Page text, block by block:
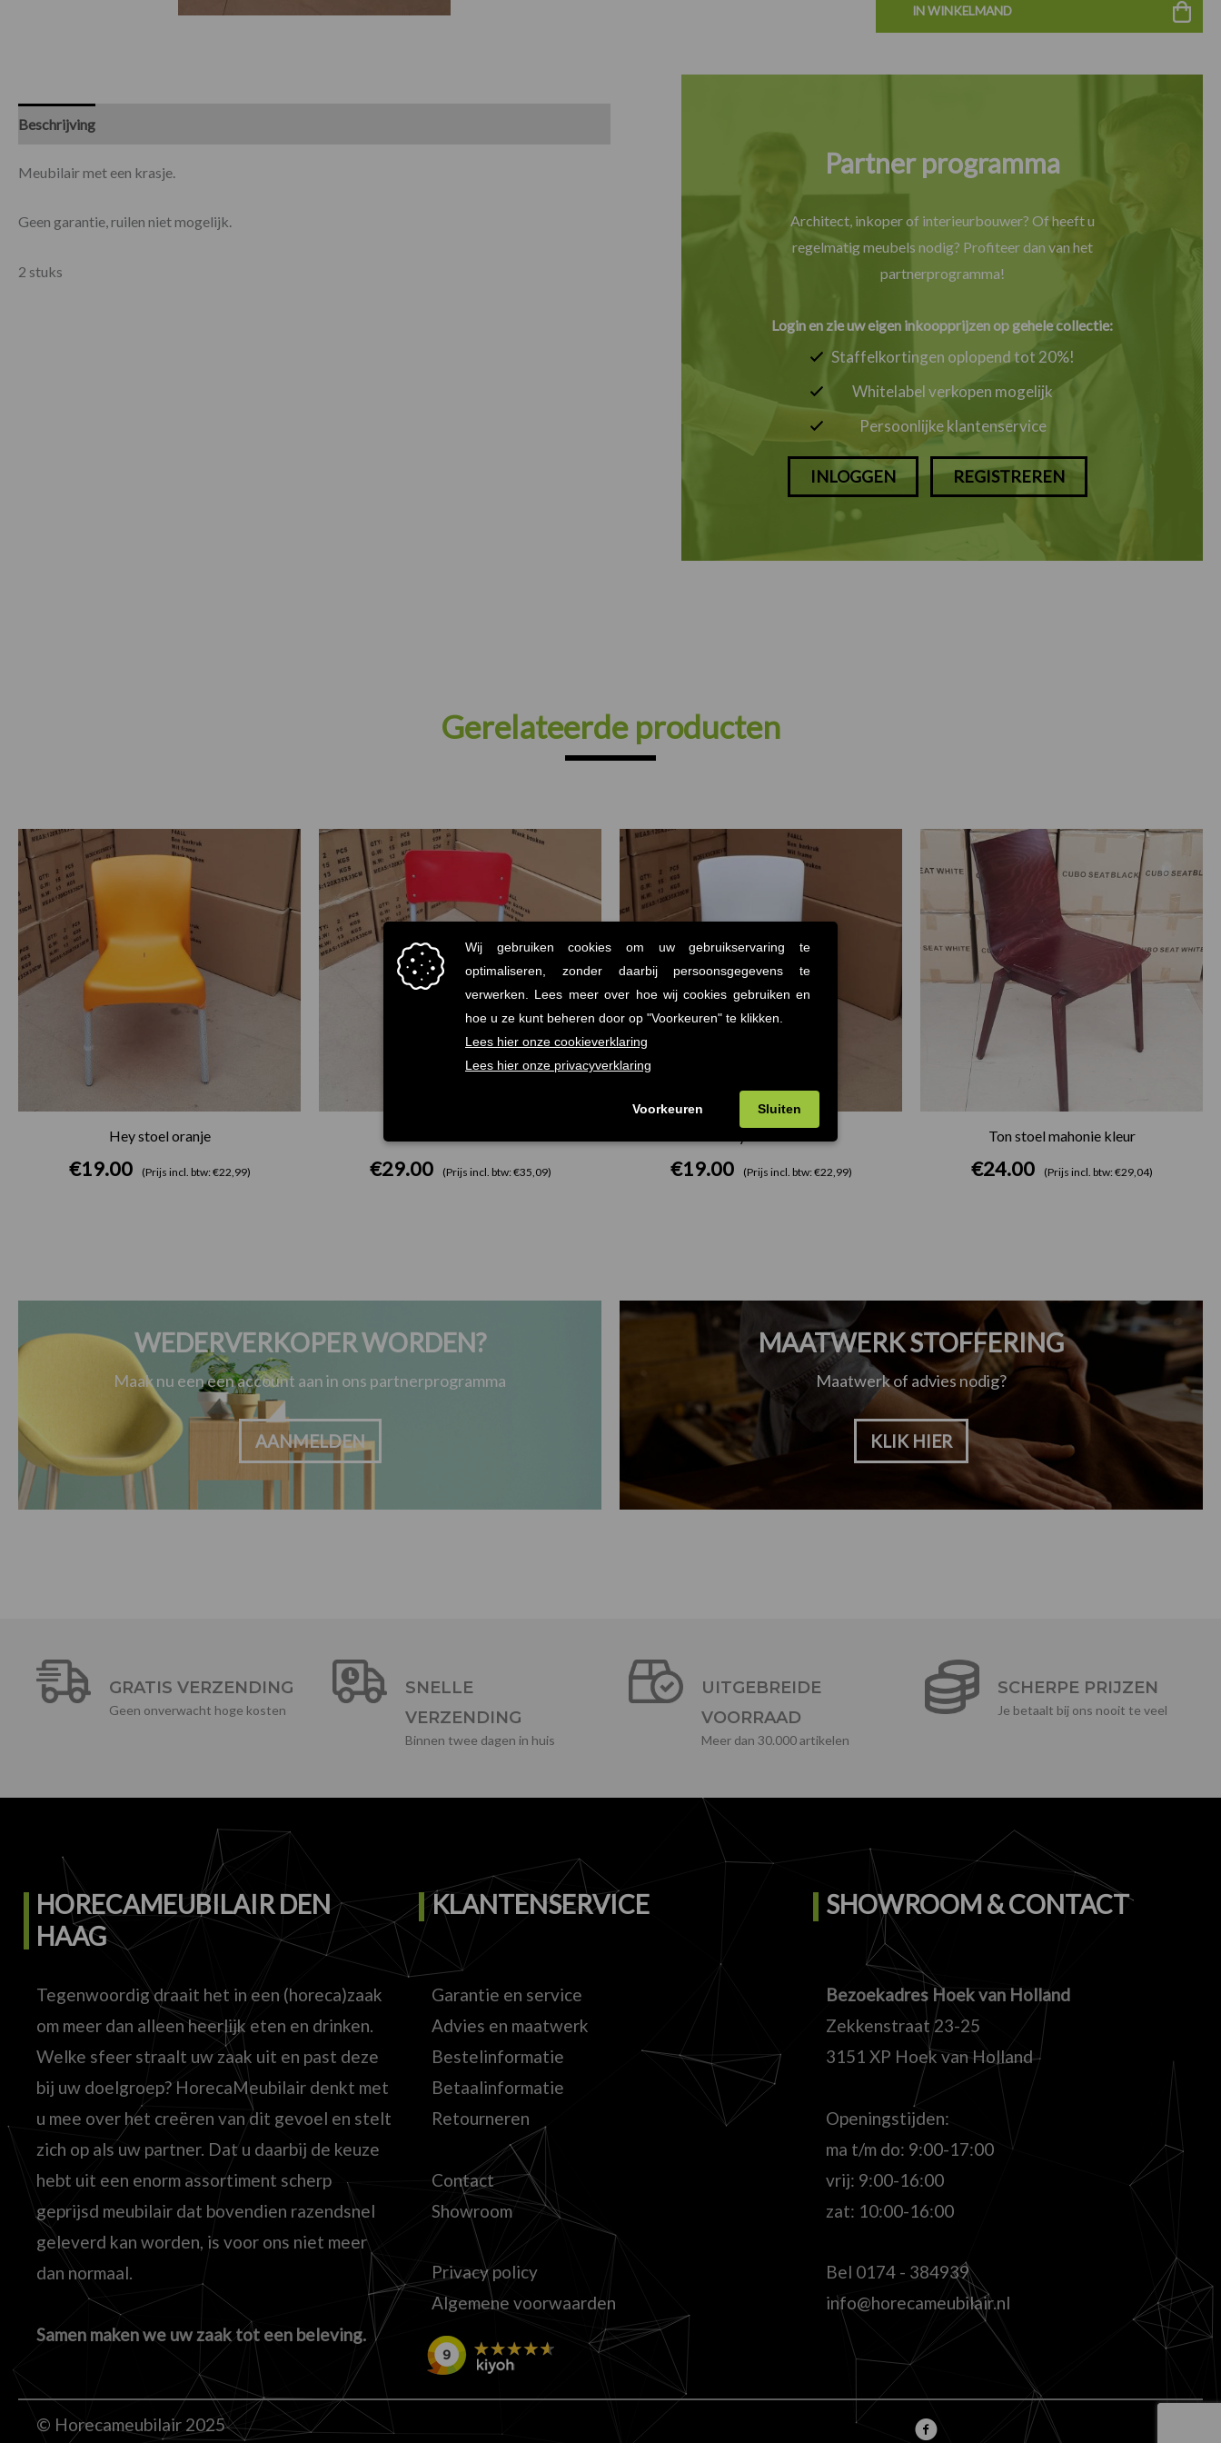
IN WINKELMAND
Beschrijving
Meubilair met een krasje.
Geen garantie, ruilen niet mogelijk.
2 stuks
Partner programma
Architect, inkoper of interieurbouwer? Of heeft u
regelmatig meubels nodig? Profiteer dan van het
partnerprogramma!
Login en zie uw eigen inkoopprijzen op gehele collectie:
Staffelkortingen oplopend tot 20%!
Whitelabel verkopen mogelijk
Persoonlijke klantenservice
INLOGGEN REGISTREREN
Gerelateerde producten
Hey stoel oranje
€19.00 (Prijs incl. btw: €22,99) €29.00 (Prijs incl. btw: €35,09) €19.00 (Prijs incl. btw: €22,99)
Ton stoel mahonie kleur
€24.00 (Prijs incl. btw: €29,04)
WEDERVERKOPER WORDEN?
Maak nu een een account aan in ons partnerprogramma
AANMELDEN
MAATWERK STOFFERING
Maatwerk of advies nodig?
KLIK HIER
GRATIS VERZENDING
Geen onverwacht hoge kosten
SNELLE
VERZENDING
Binnen twee dagen in huis
UITGEBREIDE
VOORRAAD
Meer dan 30.000 artikelen
SCHERPE PRIJZEN
Je betaalt bij ons nooit te veel
HORECAMEUBILAIR DEN
HAAG
Tegenwoordig draait het in een (horeca)zaak
om meer dan alleen heerlijk eten en drinken.
Welke sfeer straalt uw zaak uit en past deze
bij uw doelgroep? HorecaMeubilair denkt met
u mee over het creëren van dit gevoel en stelt
zich op als uw partner. Dat u daarbij de keuze
hebt uit een enorm assortiment scherp
geprijsd meubilair dat bovendien razendsnel
geleverd kan worden, is voor ons niet meer
dan normaal.
Samen maken we uw zaak tot een beleving.
KLANTENSERVICE
Garantie en service
Advies en maatwerk
Bestelinformatie
Betaalinformatie
Retourneren
Contact
Showroom
Privacy policy
Algemene voorwaarden
SHOWROOM & CONTACT
Bezoekadres Hoek van Holland
Zekkenstraat 23-25
3151 XP Hoek van Holland
Openingstijden:
ma t/m do: 9:00-17:00
vrij: 9:00-16:00
zat: 10:00-16:00
Bel 0174 - 384939
info@horecameubilair.nl
© Horecameubilair 2025